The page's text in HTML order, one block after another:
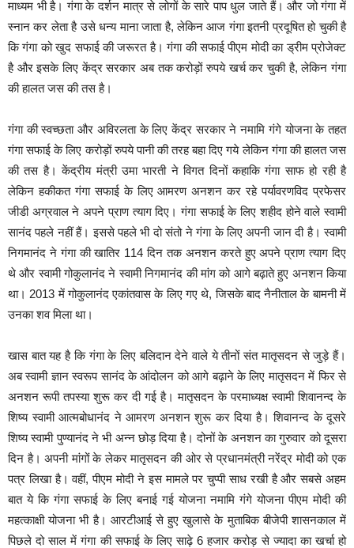
माध्यम भी है। गंगा के दर्शन मात्र से लोगों के सारे पाप धुल जाते हैं। और जो गंगा में
स्नान कर लेता है उसे धन्य माना जाता है, लेकिन आज गंगा इतनी प्रदूषित हो चुकी है
कि गंगा को खुद सफाई की जरूरत है। गंगा की सफाई पीएम मोदी का ड्रीम प्रोजेक्ट
है और इसके लिए केंद्र सरकार अब तक करोड़ों रुपये खर्च कर चुकी है, लेकिन गंगा
की हालत जस की तस है।
गंगा की स्वच्छता और अविरलता के लिए केंद्र सरकार ने नमामि गंगे योजना के तहत
गंगा सफाई के लिए करोड़ों रुपये पानी की तरह बहा दिए गये लेकिन गंगा की हालत जस
की तस है। केंद्रीय मंत्री उमा भारती ने विगत दिनों कहाकि गंगा साफ हो रही है
लेकिन हकीकत गंगा सफाई के लिए आमरण अनशन कर रहे पर्यावरणविद प्रफेसर
जीडी अग्रवाल ने अपने प्राण त्याग दिए। गंगा सफाई के लिए शहीद होने वाले स्वामी
सानंद पहले नहीं हैं। इससे पहले भी दो संतो ने गंगा के लिए अपनी जान दी है। स्वामी
निगमानंद ने गंगा की खातिर 114 दिन तक अनशन करते हुए अपने प्राण त्याग दिए
थे और स्वामी गोकुलानंद ने स्वामी निगमानंद की मांग को आगे बढ़ाते हुए अनशन किया
था। 2013 में गोकुलानंद एकांतवास के लिए गए थे, जिसके बाद नैनीताल के बामनी में
उनका शव मिला था।
खास बात यह है कि गंगा के लिए बलिदान देने वाले ये तीनों संत मातृसदन से जुड़े हैं।
अब स्वामी ज्ञान स्वरूप सानंद के आंदोलन को आगे बढ़ाने के लिए मातृसदन में फिर से
अनशन रूपी तपस्या शुरू कर दी गई है। मातृसदन के परमाध्यक्ष स्वामी शिवानन्द के
शिष्य स्वामी आत्मबोधानंद ने आमरण अनशन शुरू कर दिया है। शिवानन्द के दूसरे
शिष्य स्वामी पुण्यानंद ने भी अन्न छोड़ दिया है। दोनों के अनशन का गुरुवार को दूसरा
दिन है। अपनी मांगों के लेकर मातृसदन की ओर से प्रधानमंत्री नरेंद्र मोदी को एक
पत्र लिखा है। वहीं, पीएम मोदी ने इस मामले पर चुप्पी साध रखी है और सबसे अहम
बात ये कि गंगा सफाई के लिए बनाई गई योजना नमामि गंगे योजना पीएम मोदी की
महत्काक्षी योजना भी है। आरटीआई से हुए खुलासे के मुताबिक बीजेपी शासनकाल में
पिछले दो साल में गंगा की सफाई के लिए साढ़े 6 हजार करोड़ से ज्यादा का खर्चा हो